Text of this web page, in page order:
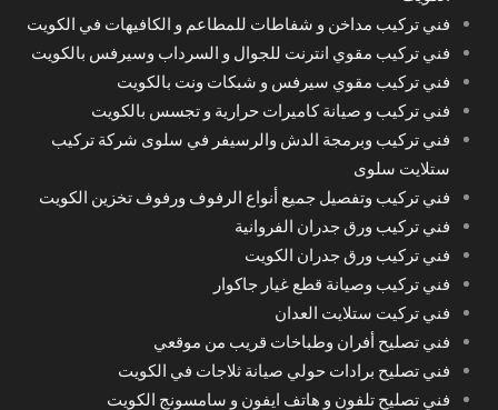
فني تركيب مداخن و شفاطات للمطاعم و الكافيهات في الكويت
فني تركيب مقوي انترنت للجوال و السرداب وسيرفس بالكويت
فني تركيب مقوي سيرفس و شبكات ونت بالكويت
فني تركيب و صيانة كاميرات حرارية و تجسس بالكويت
فني تركيب وبرمجة الدش والرسيفر في سلوى شركة تركيب
ستلايت سلوى
فني تركيب وتفصيل جميع أنواع الرفوف ورفوف تخزين الكويت
فني تركيب ورق جدران الفروانية
فني تركيب ورق جدران الكويت
فني تركيب وصيانة قطع غيار جاكوار
فني تركيت ستلايت العدان
فني تصليح أفران وطباخات قريب من موقعي
فني تصليح برادات حولي صيانة ثلاجات في الكويت
فني تصليح تلفون و هاتف ايفون و سامسونج الكويت